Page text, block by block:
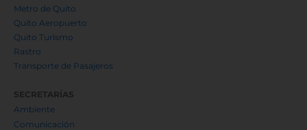
Metro de Quito
Quito Aeropuerto
Quito Turismo
Rastro
Transporte de Pasajeros
SECRETARÍAS
Ambiente
Comunicación